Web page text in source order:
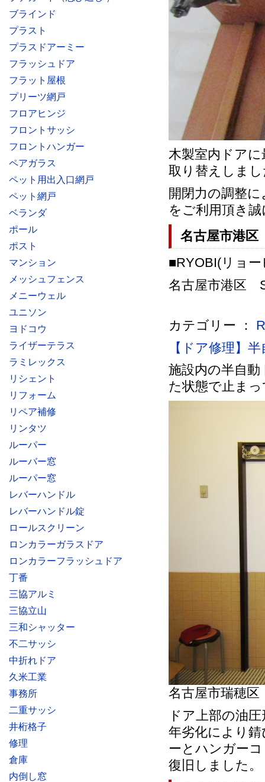
木製室内ドア
取り替えしま
開閉力の調整
をご利用頂き
名古屋市港
■RYOBI(リョ
名古屋市港区
カテゴリー ：
【ドア修理】
施設内の半自
た状態で止ま
名古屋市瑞穂
ドア上部の油
年劣化により
ーとハンガー
復旧しました。
ブラインド
プラスト
プラスドアーミー
フラッシュドア
フラット屋根
プリーツ網戸
フロアヒンジ
フロントサッシ
フロントハンガー
ペアガラス
ペット用出入口網戸
ペット網戸
ベランダ
ポール
ポスト
マンション
メッシュフェンス
メニーウェル
ユニソン
ヨドコウ
ライザーテラス
ラミレックス
リシェント
リフォーム
リペア補修
リンタツ
ルーパー
ルーバー窓
ルーパー窓
レバーハンドル
レバーハンドル錠
ロールスクリーン
ロンカラーガラスドア
ロンカラーフラッシュドア
丁番
三協アルミ
三協立山
三和シャッター
不二サッシ
中折れドア
久米工業
事務所
二重サッシ
井桁格子
修理
倉庫
内倒し窓